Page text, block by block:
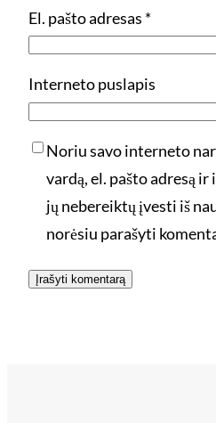
El. pašto adresas *
Interneto puslapis
Noriu savo interneto
vardą, el. pašto adresą
jų nebereiktų įvesti iš
norėsiu parašyti